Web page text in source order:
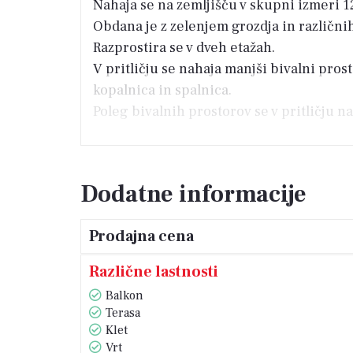
Nahaja se na zemljišču v skupni izmeri
Obdana je z zelenjem grozdja in
Razprostira se v dveh etažah.
V pritličju se nahaja manjši bivalni
kopalnica in spalnica.
Poleg bivalnih prostorov se v pritličju
Na levi strani hodnika je med seboj
Spalni del je nekoliko ločen z manjšim
Dnevna soba je orientirana na
grozdja, zato je idealna za prijetno
Celotna hiša je opremljena s centralno
Ogrevanje in hlajenje bivalne enote v
Dodatne informacije
Prodajna cena
Različne lastnosti
Balkon
Terasa
Klet
Vrt